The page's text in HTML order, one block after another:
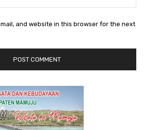
and website in this browser for the next